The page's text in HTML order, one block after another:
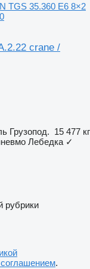
TGS 35.360 E6 8×2
crane /
Грузопод. 15 477 кг
Лебедка ✓
рубрики
.